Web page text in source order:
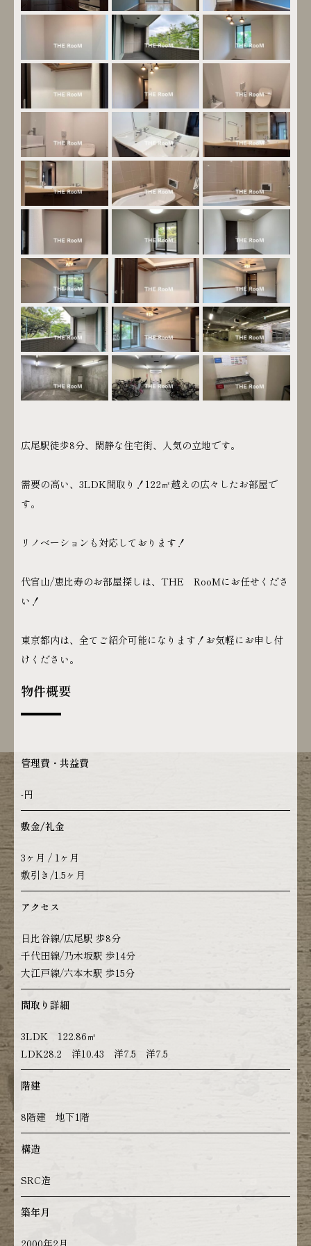
広尾駅徒歩8分、閑静な住宅街、人気の立地です。
需要の高い、3LDK間取り！122㎡越えの広々したお部屋で
す。
リノベーションも対応しております！
代官山/恵比寿のお部屋探しは、THE RooMにお任せくださ
い！
東京都内は、全てご紹介可能になります！お気軽にお申し付
けください。
物件概要
管理費・共益費
-円
敷金/礼金
3ヶ月 / 1ヶ月
敷引き/1.5ヶ月
アクセス
日比谷線/広尾駅 歩8分
千代田線/乃木坂駅 歩14分
大江戸線/六本木駅 歩15分
間取り詳細
3LDK 122.86㎡
LDK28.2 洋10.43 洋7.5 洋7.5
階建
8階建 地下1階
構造
SRC造
築年月
2000年2月